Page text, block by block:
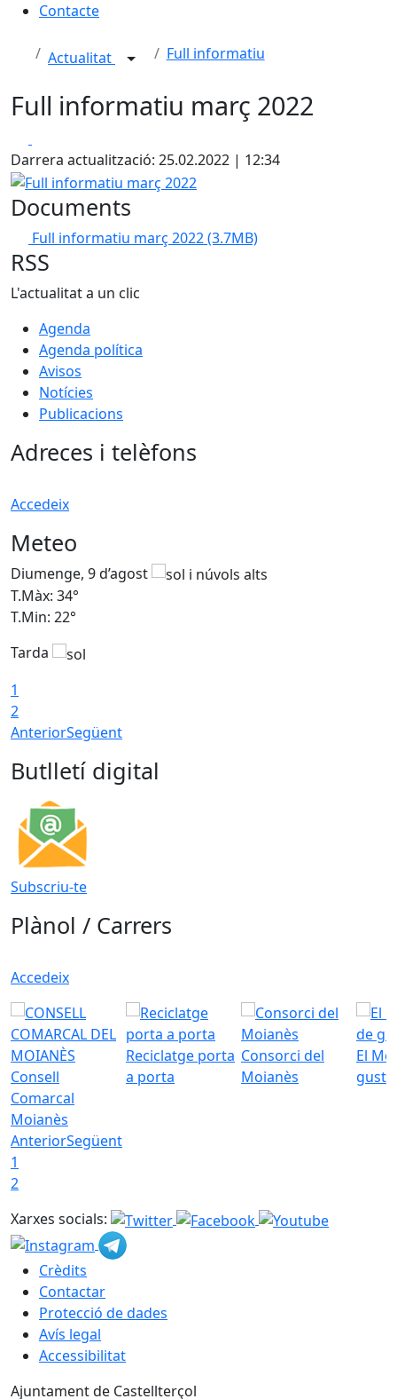
Contacte
Actualitat Full informatiu
Full informatiu març 2022
Darrera actualització: 25.02.2022 | 12:34
Full informatiu març 2022
Documents
Full informatiu març 2022(3.7MB)
RSS
L'actualitat a un clic
Agenda
Agenda política
Avisos
Notícies
Publicacions
Adreces i telèfons
Accedeix
Meteo
Diumenge, 9 d’agost
T.Màx: 34°
T.Min: 22°
Tarda
1
2
AnteriorSegüent
Butlletí digital
Subscriu-te
Plànol / Carrers
Accedeix
Consell
Comarcal
Moianès
Reciclatge porta
a porta
Consorci del
Moianès
El
gust
AnteriorSegüent
1
2
Xarxes socials:
Crèdits
Contactar
Protecció de dades
Avís legal
Accessibilitat
Ajuntament de Castellterçol